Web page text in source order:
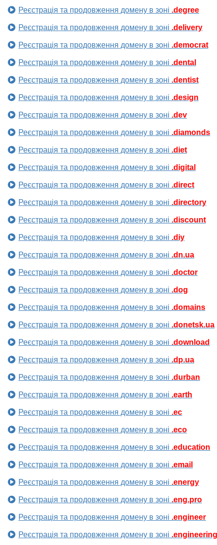
Реєстрація та продовження домену в зоні .degree
Реєстрація та продовження домену в зоні .delivery
Реєстрація та продовження домену в зоні .democrat
Реєстрація та продовження домену в зоні .dental
Реєстрація та продовження домену в зоні .dentist
Реєстрація та продовження домену в зоні .design
Реєстрація та продовження домену в зоні .dev
Реєстрація та продовження домену в зоні .diamonds
Реєстрація та продовження домену в зоні .diet
Реєстрація та продовження домену в зоні .digital
Реєстрація та продовження домену в зоні .direct
Реєстрація та продовження домену в зоні .directory
Реєстрація та продовження домену в зоні .discount
Реєстрація та продовження домену в зоні .diy
Реєстрація та продовження домену в зоні .dn.ua
Реєстрація та продовження домену в зоні .doctor
Реєстрація та продовження домену в зоні .dog
Реєстрація та продовження домену в зоні .domains
Реєстрація та продовження домену в зоні .donetsk.ua
Реєстрація та продовження домену в зоні .download
Реєстрація та продовження домену в зоні .dp.ua
Реєстрація та продовження домену в зоні .durban
Реєстрація та продовження домену в зоні .earth
Реєстрація та продовження домену в зоні .ec
Реєстрація та продовження домену в зоні .eco
Реєстрація та продовження домену в зоні .education
Реєстрація та продовження домену в зоні .email
Реєстрація та продовження домену в зоні .energy
Реєстрація та продовження домену в зоні .eng.pro
Реєстрація та продовження домену в зоні .engineer
Реєстрація та продовження домену в зоні .engineering